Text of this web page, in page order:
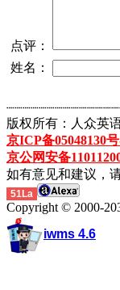
点评：
姓名：
版权所有：人众英
京ICP备05048130
京公网安备
如有意见和建议，
51La
Copyright © 2000-
iwms 4.6